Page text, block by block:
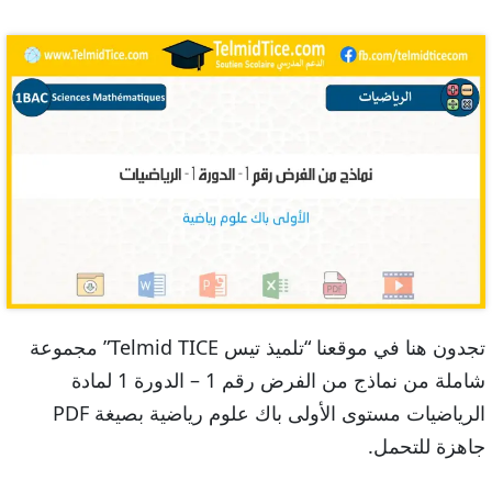
تجدون هنا في موقعنا “تلميذ تيس Telmid TICE” مجموعة
شاملة من نماذج من الفرض رقم 1 – الدورة 1 لمادة
الرياضيات مستوى الأولى باك علوم رياضية بصيغة PDF
جاهزة للتحمل.